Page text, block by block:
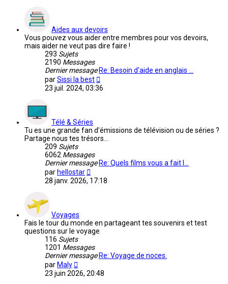
Aides aux devoirs
Vous pouvez vous aider entre membres pour vos devoirs,
mais aider ne veut pas dire faire !
293 Sujets
2190 Messages
Dernier message Re: Besoin d'aide en anglais …
parSissi la best
le
23 juil. 2024, 03:36
Télé & Séries
Tu es une grande fan d'émissions de télévision ou de séries ?
Partage nous tes trésors...
209 Sujets
6062 Messages
Dernier message Re: Quels films vous a fait l…
par hellostar
le
28 janv. 2026, 17:18
Voyages
Fais le tour du monde en partageant tes souvenirs et test
questions sur le voyage
116 Sujets
1201 Messages
Dernier message Re: Voyage de noces.
par Maly
le
dernier
23 juin 2026, 20:48